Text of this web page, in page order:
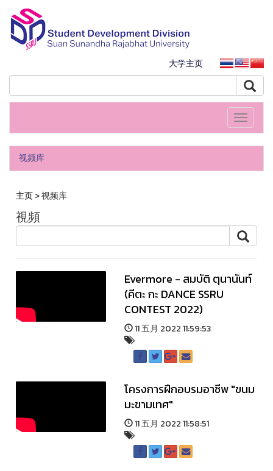
大学主页
Toggle
视频库
主页> 视频库
視頻
Evermore - สมบัติ ตุนานันท์
(คีตะ กะ DANCE SSRU
CONTEST 2022)
11 五月 2022 11:59:53
โครงการฝึกอบรมอาชีพ "ขนม
มะขามเทศ"
11 五月 2022 11:58:51